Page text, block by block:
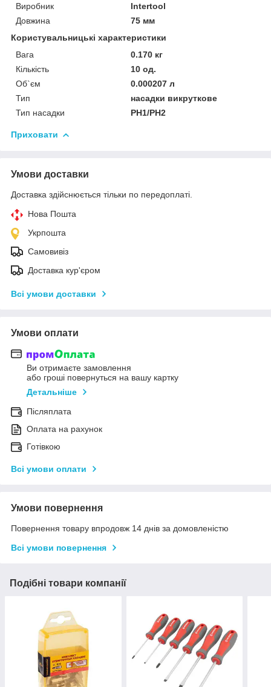
Виробник
Intertool
Довжина
75 мм
Користувальницькі характеристики
Вага
0.170 кг
Кількість
10 од.
Об`єм
0.000207 л
Тип
насадки викруткове
Тип насадки
PH1/PH2
Приховати
Умови доставки
Доставка здійснюється тільки по передоплаті.
Нова Пошта
Укрпошта
Самовивіз
Доставка кур'єром
Всі умови доставки
Умови оплати
Ви отримаєте замовлення
або гроші повернуться на вашу картку
Детальніше
Післяплата
Оплата на рахунок
Готівкою
Всі умови оплати
Умови повернення
Повернення товару впродовж 14 днів за домовленістю
Всі умови повернення
Подібні товари компанії